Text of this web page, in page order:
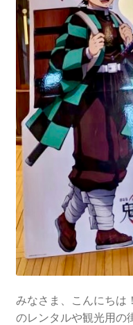
みなさま、こんにちは
のレンタルや観光用の